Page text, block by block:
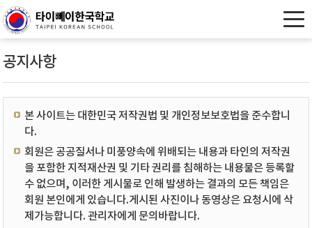
공지사항
본 사이트는 대한민국 저작권법 및 개인정보보호법을 준수합니
다.
회원은 공공질서나 미풍양속에 위배되는 내용과 타인의 저작권
을 포함한 지적재산권 및 기타 권리를 침해하는 내용물은 등록할
수 없으며, 이러한 게시물로 인해 발생하는 결과의 모든 책임은
회원 본인에게 있습니다.게시된 사진이나 동영상은 요청시에 삭
제가능합니다. 관리자에게 문의바랍니다.